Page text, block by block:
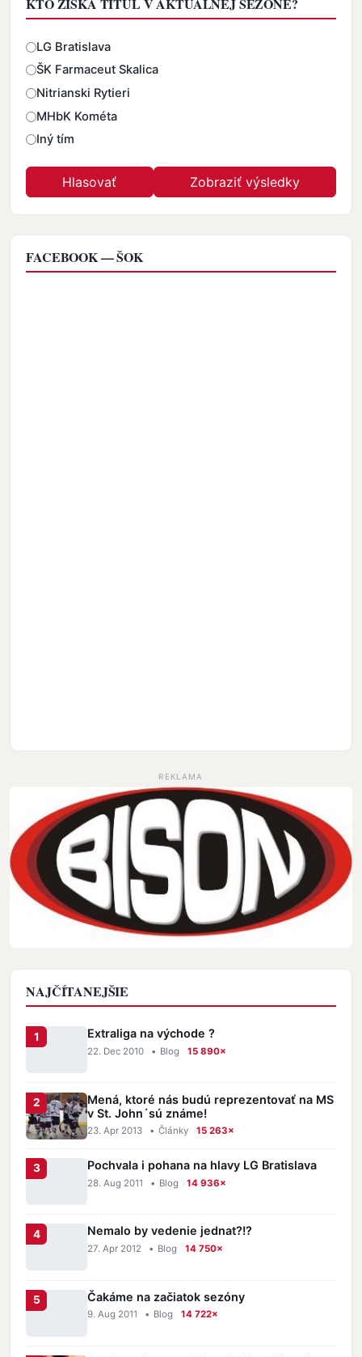
KTO ZÍSKA TITUL V AKTUÁLNEJ SEZÓNE?
Odpovede
LG Bratislava
ŠK Farmaceut Skalica
Nitrianski Rytieri
MHbK Kométa
Iný tím
FACEBOOK — ŠOK
REKLAMA
NAJČÍTANEJŠIE
Extraliga na východe ?
22. Dec 2010 • Blog 15 890×
Mená, ktoré nás budú reprezentovať na MS
v St. John´sú známe!
23. Apr 2013 • Články 15 263×
Pochvala i pohana na hlavy LG Bratislava
28. Aug 2011 • Blog 14 936×
Nemalo by vedenie jednat?!?
27. Apr 2012 • Blog 14 750×
Čakáme na začiatok sezóny
9. Aug 2011 • Blog 14 722×